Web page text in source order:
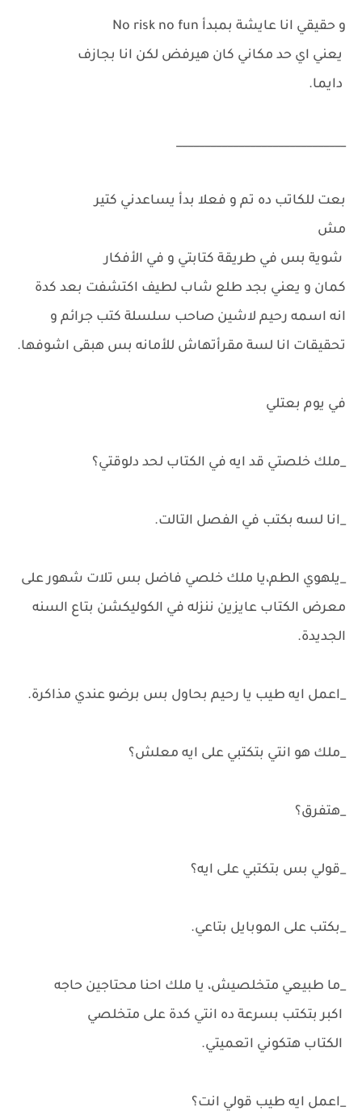
و حقيقي انا عايشة بمبدأ No risk no fun
يعني اي حد مكاني كان هيرفض لكن انا بجازف
دايما.
______________________________
بعت للكاتب ده تم و فعلا بدأ يساعدني كتير
مش
شوية بس في طريقة كتابتي و في الأفكار
كمان و يعني بجد طلع شاب لطيف اكتشفت بعد كدة
انه اسمه رحيم لاشين صاحب سلسلة كتب جرائم و
تحقيقات انا لسة مقرأتهاش للأمانه بس هبقى اشوفها.
في يوم بعتلي
_ملك خلصتي قد ايه في الكتاب لحد دلوقتي؟
_انا لسه بكتب في الفصل التالت.
_يلهوي الطم،يا ملك خلصي فاضل بس تلات شهور على
معرض الكتاب عايزين ننزله في الكوليكشن بتاع السنه
الجديدة.
_اعمل ايه طيب يا رحيم بحاول بس برضو عندي مذاكرة.
_ملك هو انتي بتكتبي على ايه معلش؟
_هتفرق؟
_قولي بس بتكتبي على ايه؟
_بكتب على الموبايل بتاعي.
_ما طبيعي متخلصيش، يا ملك احنا محتاجين حاجه
اكبر بتكتب بسرعة ده انتي كدة على متخلصي
الكتاب هتكوني اتعميتي.
_اعمل ايه طيب قولي انت؟